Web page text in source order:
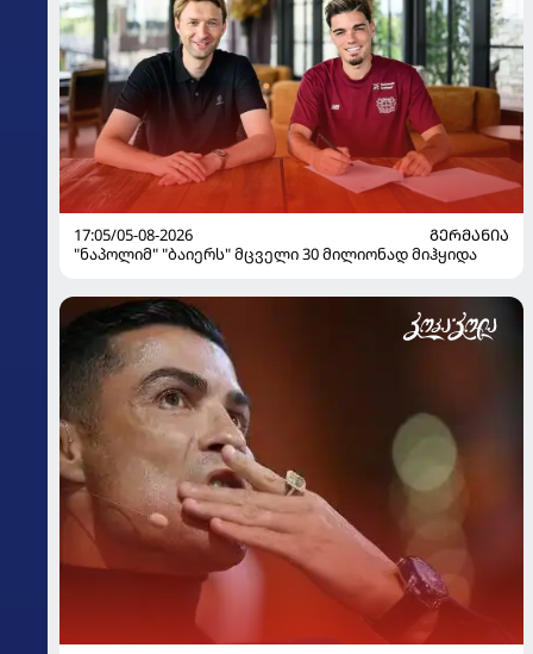
17:05/05-08-2026
ᲒᲔᲠᲛᲐᲜᲘᲐ
"ნაპოლიმ" "ბაიერს" მცველი 30 მილიონად მიჰყიდა